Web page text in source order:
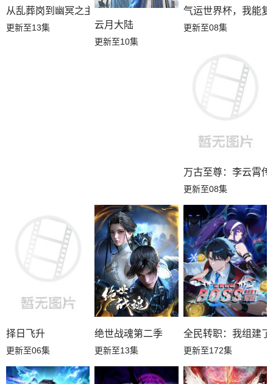
第02集 第01集
从乱葬岗到幽冥之主
更新至13集 云月大陆
更新至10集
气运世界杯，我能
更新至08集
万古至尊：李云霄传
更新至08集
择日飞升
更新至06集
绝世战魂第二季
更新至13集
全民转职：我组建
更新至172集